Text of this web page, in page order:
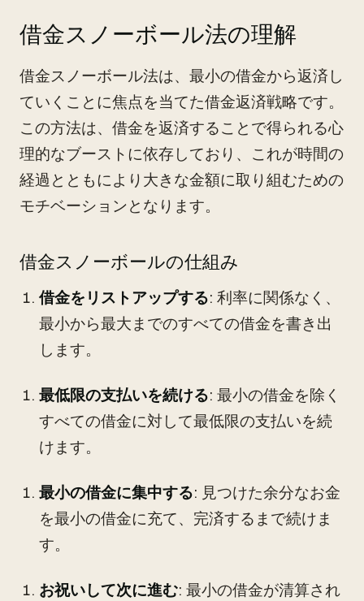
借金スノーボール法の理解
借金スノーボール法は、最小の借金から返済し
ていくことに焦点を当てた借金返済戦略です。
この方法は、借金を返済することで得られる心
理的なブーストに依存しており、これが時間の
経過とともにより大きな金額に取り組むための
モチベーションとなります。
借金スノーボールの仕組み
借金をリストアップする: 利率に関係なく、
最小から最大までのすべての借金を書き出
します。
最低限の支払いを続ける: 最小の借金を除く
すべての借金に対して最低限の支払いを続
けます。
最小の借金に集中する: 見つけた余分なお金
を最小の借金に充て、完済するまで続けま
す。
お祝いして次に進む: 最小の借金が清算され